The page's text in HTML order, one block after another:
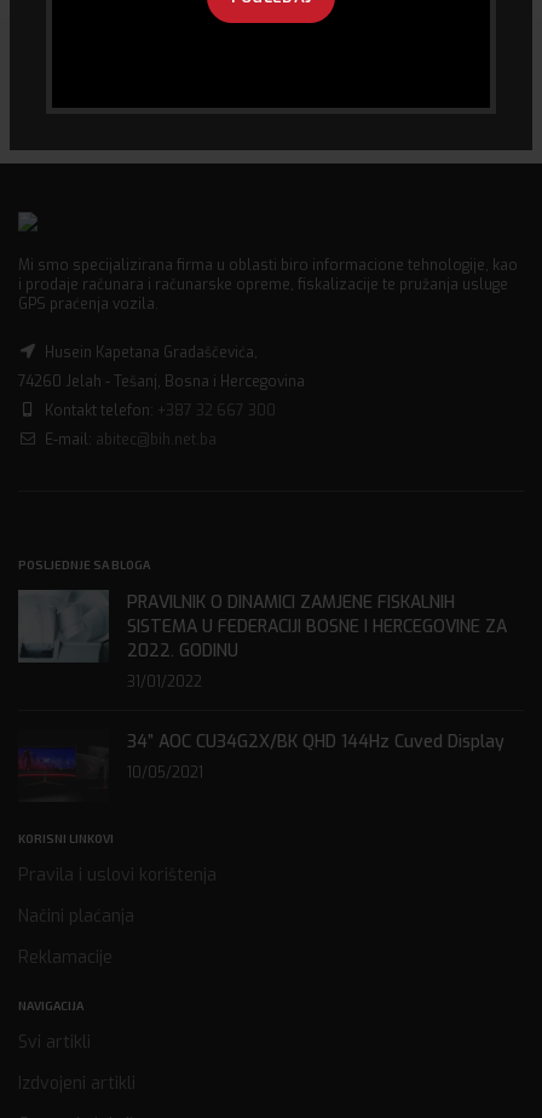
Mi smo specijalizirana firma u oblasti biro informacione tehnologije, kao
i prodaje računara i računarske opreme, fiskalizacije te pružanja usluge
GPS praćenja vozila.
Husein Kapetana Gradaščevića,
74260 Jelah - Tešanj, Bosna i Hercegovina
Kontakt telefon: +387 32 667 300
E-mail: abitec@bih.net.ba
POSLJEDNJE SA BLOGA
PRAVILNIK O DINAMICI ZAMJENE FISKALNIH
SISTEMA U FEDERACIJI BOSNE I HERCEGOVINE ZA
2022. GODINU
31/01/2022
34” AOC CU34G2X/BK QHD 144Hz Cuved Display
10/05/2021
KORISNI LINKOVI
Pravila i uslovi korištenja
Načini plaćanja
Reklamacije
NAVIGACIJA
Svi artikli
Izdvojeni artikli